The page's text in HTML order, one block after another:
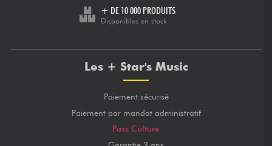
+ DE 10 000 PRODUITS
Disponibles en stock
Les + Star's Music
Paiement sécurisé
Paiement par mandat administratif
Pass Culture